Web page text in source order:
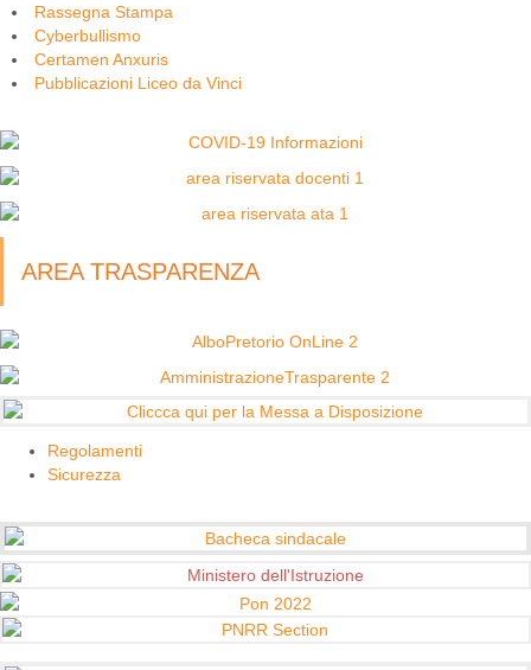
Rassegna Stampa
Cyberbullismo
Certamen Anxuris
Pubblicazioni Liceo da Vinci
AREA TRASPARENZA
Regolamenti
Sicurezza